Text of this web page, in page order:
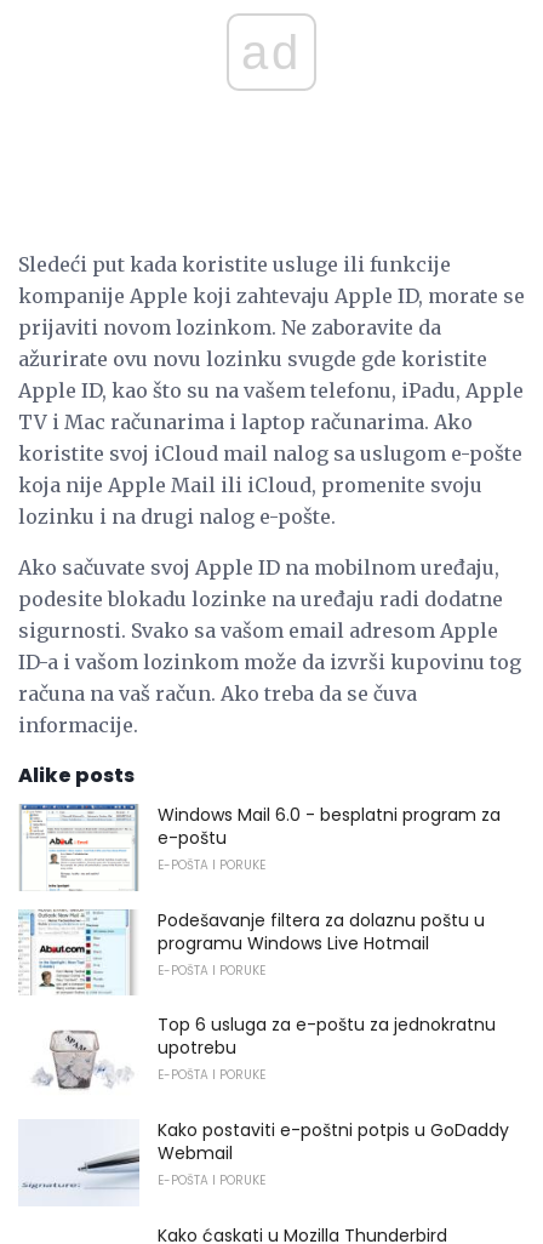
ad
Sledeći put kada koristite usluge ili funkcije
kompanije Apple koji zahtevaju Apple ID, morate se
prijaviti novom lozinkom. Ne zaboravite da
ažurirate ovu novu lozinku svugde gde koristite
Apple ID, kao što su na vašem telefonu, iPadu, Apple
TV i Mac računarima i laptop računarima. Ako
koristite svoj iCloud mail nalog sa uslugom e-pošte
koja nije Apple Mail ili iCloud, promenite svoju
lozinku i na drugi nalog e-pošte.
Ako sačuvate svoj Apple ID na mobilnom uređaju,
podesite blokadu lozinke na uređaju radi dodatne
sigurnosti. Svako sa vašom email adresom Apple
ID-a i vašom lozinkom može da izvrši kupovinu tog
računa na vaš račun. Ako treba da se čuva
informacije.
Alike posts
Windows Mail 6.0 - besplatni program za
e-poštu
E-POŠTA I PORUKE
Podešavanje filtera za dolaznu poštu u
programu Windows Live Hotmail
E-POŠTA I PORUKE
Top 6 usluga za e-poštu za jednokratnu
upotrebu
E-POŠTA I PORUKE
Kako postaviti e-poštni potpis u GoDaddy
Webmail
E-POŠTA I PORUKE
Kako ćaskati u Mozilla Thunderbird